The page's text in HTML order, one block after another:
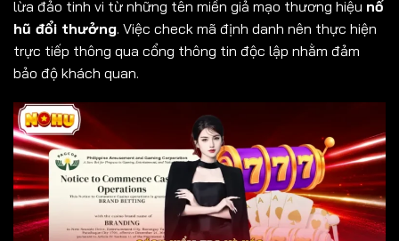
lừa đảo tinh vi từ những tên miền giả mạo thương hiệu nổ
hũ đổi thưởng. Việc check mã định danh nên thực hiện
trực tiếp thông qua cổng thông tin độc lập nhằm đảm
bảo độ khách quan.